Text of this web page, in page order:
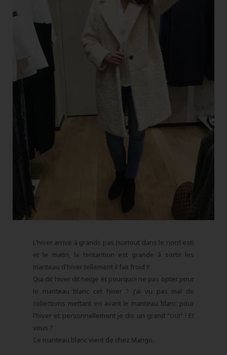
L'hiver arrive à grands pas (surtout dans le nord est)
et le matin, la tentantion est grande à sortir les
manteau d'hiver tellement il fait froid !!
Qui dit hiver dit neige et pourquoi ne pas opter pour
le manteau blanc cet hiver ? J'ai vu pas mal de
collections mettant en avant le manteau blanc pour
l'hiver et personnellement je dis un grand "OUI" ! Et
vous ?
Ce manteau blanc vient de chez Mango.